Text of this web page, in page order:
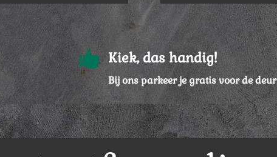
 Kiek, das handig!
Bij ons parkeer je gratis voor de deur